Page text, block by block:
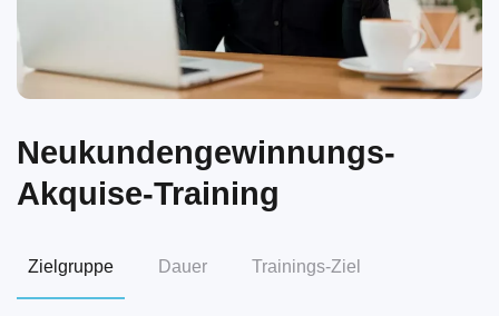
Neukundengewinnungs-
Akquise-Training
Zielgruppe Dauer Trainings-Ziel